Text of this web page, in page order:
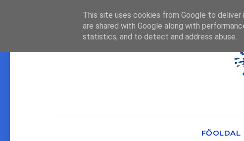
FŐOLDAL
This site uses cookies from Google to
are shared with Google along with
statistics, and to detect and address abuse.